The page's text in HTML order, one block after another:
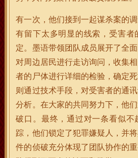
有一次，他们接到一起谋杀案的
有留下太多明显的线索，受害者
定。墨语带领团队成员展开了全
对周边居民进行走访询问，收集
者的尸体进行详细的检验，确定
则通过技术手段，对受害者的通
分析。在大家的共同努力下，他
破口。最终，通过对一条看似不
踪，他们锁定了犯罪嫌疑人，并
件的侦破充分体现了团队协作的